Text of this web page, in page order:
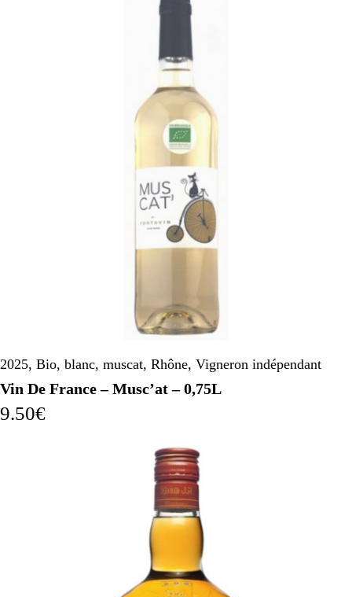
2025, Bio, blanc, muscat, Rhône, Vigneron indépendant
Vin De France – Musc’at – 0,75L
9.50€